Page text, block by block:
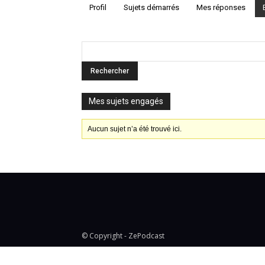
Profil Sujets démarrés Mes réponses
Mes sujets engagés
Aucun sujet n’a été trouvé ici.
© Copyright - ZePodcast